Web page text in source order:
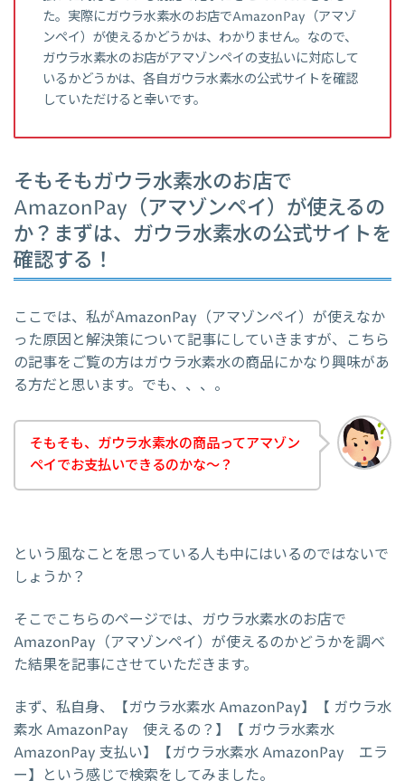
た。実際にガウラ水素水のお店でAmazonPay（アマゾ
ンペイ）が使えるかどうかは、わかりません。なので、
ガウラ水素水のお店がアマゾンペイの支払いに対応して
いるかどうかは、各自ガウラ水素水の公式サイトを確認
していただけると幸いです。
そもそもガウラ水素水のお店で
AmazonPay（アマゾンペイ）が使えるの
か？まずは、ガウラ水素水の公式サイトを
確認する！
ここでは、私がAmazonPay（アマゾンペイ）が使えなか
った原因と解決策について記事にしていきますが、こちら
の記事をご覧の方はガウラ水素水の商品にかなり興味があ
る方だと思います。でも、、、。
そもそも、ガウラ水素水の商品ってアマゾン
ペイでお支払いできるのかな～？
という風なことを思っている人も中にはいるのではないで
しょうか？
そこでこちらのページでは、ガウラ水素水のお店で
AmazonPay（アマゾンペイ）が使えるのかどうかを調べ
た結果を記事にさせていただきます。
まず、私自身、【ガウラ水素水 AmazonPay】【 ガウラ水
素水 AmazonPay 使えるの？】【 ガウラ水素水
AmazonPay 支払い】【ガウラ水素水 AmazonPay エラ
ー】という感じで検索をしてみました。